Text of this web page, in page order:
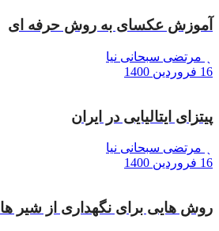
آموزش عکسای به روش حرفه ای
مرتضی سبحانی نیا
16 فروردین 1400
پیتزای ایتالیایی در ایران
مرتضی سبحانی نیا
16 فروردین 1400
روش هایی برای نگهداری از شیر ها